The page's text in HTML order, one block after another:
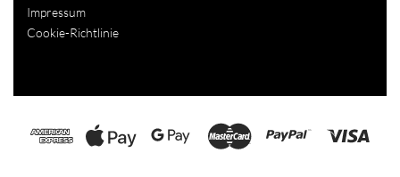
Impressum
Cookie-Richtlinie